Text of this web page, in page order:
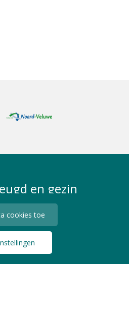
en gezin
Algemene Voorwaarden
cookies toe